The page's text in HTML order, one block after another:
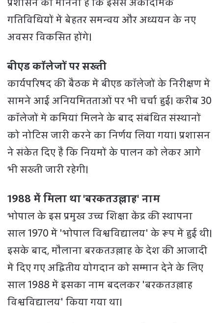
गतिविधियों में बेहतर समन्वय और अध्ययन के नए
अवसर विकसित होंगे।
बीएड कॉलेजों पर सख्ती
कार्यपरिषद की बैठक में बीएड कॉलेजों के निरीक्षण में
सामने आई अनियमितताओं पर भी चर्चा हुई। करीब 30
कॉलेजों में कमियां मिलने के बाद संबंधित संस्थानों
को नोटिस जारी करने का निर्णय लिया गया। प्रशासन
ने संकेत दिए हैं कि नियमों के पालन को लेकर आगे
भी सख्ती जारी रहेगी।
1988 में मिला था 'बरकतउल्लाह' नाम
भोपाल के इस प्रमुख उच्च शिक्षा केंद्र की स्थापना
साल 1970 में 'भोपाल विश्वविद्यालय' के रूप में हुई थी।
इसके बाद, मौलाना बरकतउल्लाह के देश की आजादी
में दिए गए अद्वितीय योगदान को सम्मान देने के लिए
साल 1988 में इसका नाम बदलकर 'बरकतउल्लाह
विश्वविद्यालय' किया गया था।